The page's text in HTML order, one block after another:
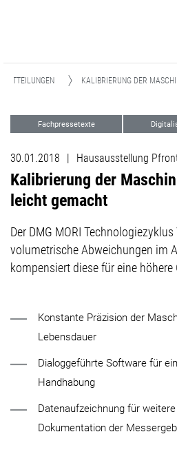
KALIBRIERUNG DER
Fachpressetexte
30.01.2018 | Hausausstellung
Kalibrierung der
leicht gemacht
Der DMG MORI
volumetrische Abweichungen im
kompensiert diese für eine höhere
Konstante Präzision der
Lebensdauer
Dialoggeführte Software für
Handhabung
Datenaufzeichnung für
Dokumentation der